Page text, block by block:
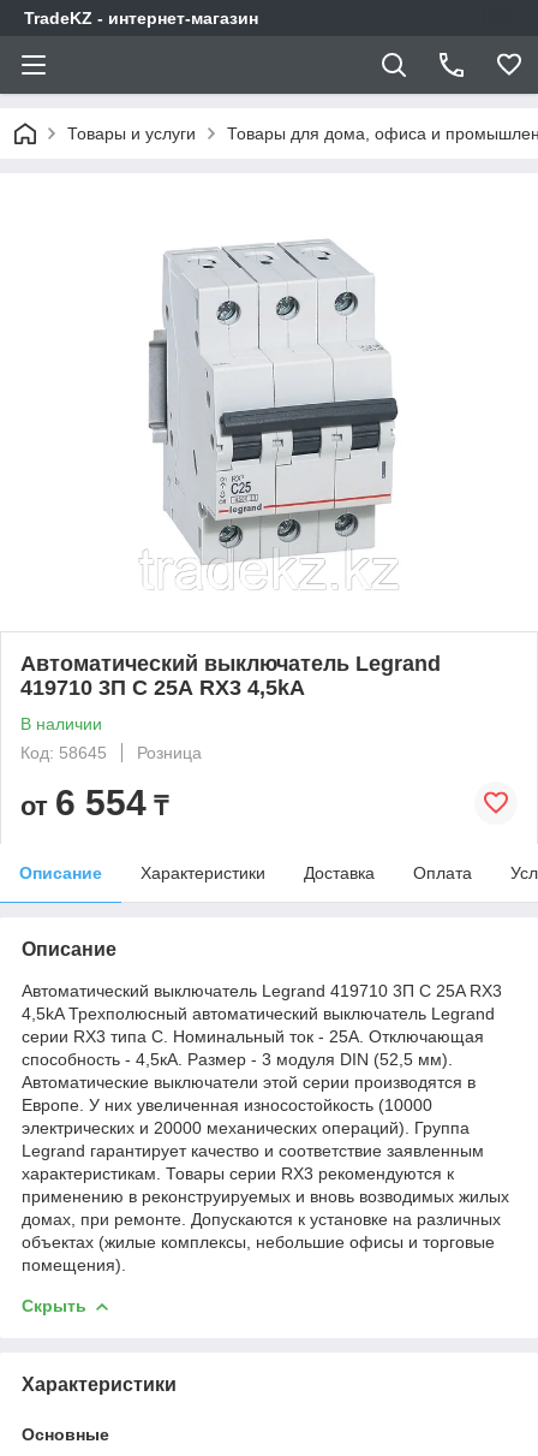
TradeKZ - интернет-магазин
Товары и услуги Товары для дома, офиса и
Автоматический выключатель Legrand
419710 3П C 25А RX3 4,5kA
В наличии
Код: 58645
Розница
от 6 554 ₸
Описание Характеристики Доставка Оплата
Описание
Автоматический выключатель Legrand 419710 3П C 25A RX3
4,5kA Трехполюсный автоматический выключатель Legrand
серии RX3 типа C. Номинальный ток - 25А. Отключающая
способность - 4,5кА. Размер - 3 модуля DIN (52,5 мм).
Автоматические выключатели этой серии производятся в
Европе. У них увеличенная износостойкость (10000
электрических и 20000 механических операций). Группа
Legrand гарантирует качество и соответствие заявленным
характеристикам. Товары серии RX3 рекомендуются к
применению в реконструируемых и вновь возводимых жилых
домах, при ремонте. Допускаются к установке на различных
объектах (жилые комплексы, небольшие офисы и торговые
помещения).
Скрыть
Характеристики
Основные